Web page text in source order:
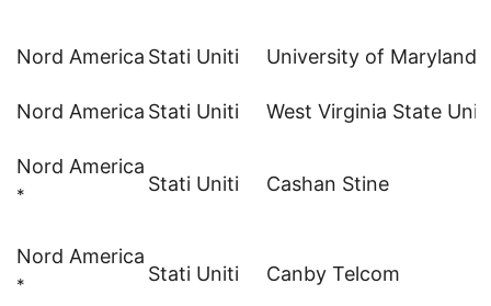
Nord America Stati Uniti University of Maryland
Nord America Stati Uniti West Virginia State
Nord America
* Stati Uniti Cashan Stine
Nord America
* Stati Uniti Canby Telcom